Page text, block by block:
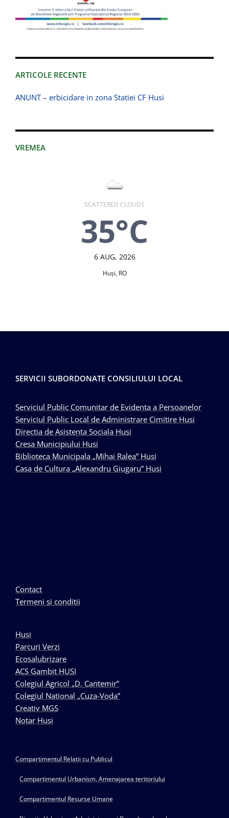
ARTICOLE RECENTE
ANUNT – erbicidare in zona Statiei CF Husi
VREMEA
SCATTERED CLOUDS
35°C
6 AUG, 2026
Huşi, RO
SERVICII SUBORDONATE CONSILIULUI LOCAL
Serviciul Public Comunitar de Evidenta a Persoanelor
Serviciul Public Local de Administrare Cimitire Husi
Directia de Asistenta Sociala Husi
Cresa Municipiului Husi
Biblioteca Municipala „Mihai Ralea” Husi
Casa de Cultura „Alexandru Giugaru” Husi
Contact
Termeni si conditii
Husi
Parcuri Verzi
Ecosalubrizare
ACS Gambit HUSI
Colegiul Agricol „D. Cantemir”
Colegiul National „Cuza-Voda”
Creativ MGS
Notar Husi
Compartimentul Relatii cu Publicul
Compartimentul Urbanism, Amenajarea teritoriului
Compartimentul Resurse Umane